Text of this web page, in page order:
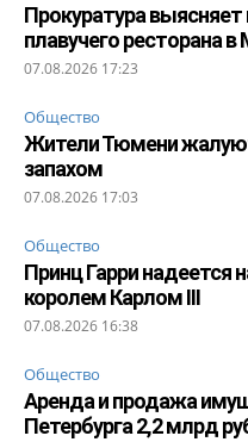
Прокуратура
плавучего ресторана
07.08.2026 17:23
Общество
Жители Тюмени
запахом
07.08.2026 17:03
Общество
Принц Гарри надеется
королем Карлом III
07.08.2026 16:38
Общество
Аренда и продажа
Петербурга 2,2 млрд